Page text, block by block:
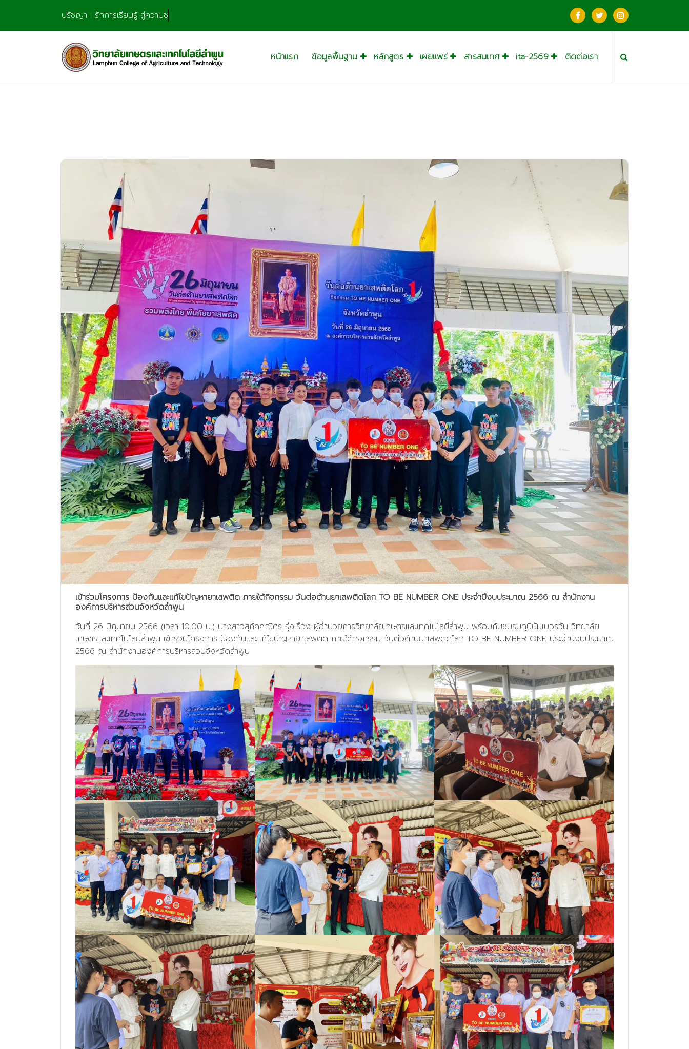
content
ปรัชญา : รักการเรียนรู้ สู่ความชำนาญ มุ่งการส
หน้าแรก ข้อมูลพื้นฐาน หลักสูตร เผยแพร่ สารสนเทศ ita-2569 ติดต่อเรา
เข้าร่วมโครงการ ป้องกันและแก้ไขปัญหายาเสพติด ภายใต้กิจกรรม วันต่อต้านยาเสพติดโลก TO BE NUMBER ONE ประจำปีงบประมาณ 2566 ณ สำนักงาน
องค์การบริหารส่วนจังหวัดลำพูน
วันที่ 26 มิถุนายน 2566 (เวลา 10.00 น.) นางสาวสุภัคคณิศร รุ่งเรือง ผู้อำนวยการวิทยาลัยเกษตรและเทคโนโลยีลำพูน พร้อมกับชมรมทูบีนัมเบอร์วัน วิทยาลัย
เกษตรและเทคโนโลยีลำพูน เข้าร่วมโครงการ ป้องกันและแก้ไขปัญหายาเสพติด ภายใต้กิจกรรม วันต่อต้านยาเสพติดโลก TO BE NUMBER ONE ประจำปีงบประมาณ
2566 ณ สำนักงานองค์การบริหารส่วนจังหวัดลำพูน